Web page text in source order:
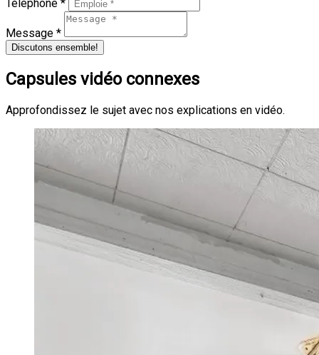
Téléphone *
Message *
Discutons ensemble!
Capsules vidéo connexes
Approfondissez le sujet avec nos explications en vidéo.